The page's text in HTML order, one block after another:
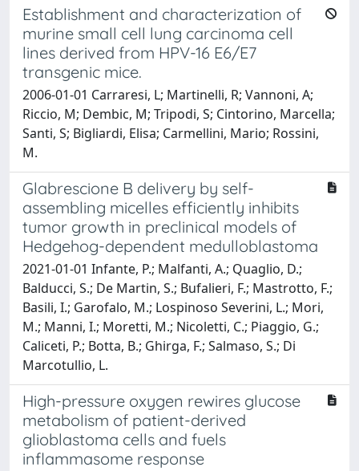
Establishment and characterization of
murine small cell lung carcinoma cell
lines derived from HPV-16 E6/E7
transgenic mice.
2006-01-01 Carraresi, L; Martinelli, R; Vannoni, A;
Riccio, M; Dembic, M; Tripodi, S; Cintorino, Marcella;
Santi, S; Bigliardi, Elisa; Carmellini, Mario; Rossini,
M.
Glabrescione B delivery by self-
assembling micelles efficiently inhibits
tumor growth in preclinical models of
Hedgehog-dependent medulloblastoma
2021-01-01 Infante, P.; Malfanti, A.; Quaglio, D.;
Balducci, S.; De Martin, S.; Bufalieri, F.; Mastrotto, F.;
Basili, I.; Garofalo, M.; Lospinoso Severini, L.; Mori,
M.; Manni, I.; Moretti, M.; Nicoletti, C.; Piaggio, G.;
Caliceti, P.; Botta, B.; Ghirga, F.; Salmaso, S.; Di
Marcotullio, L.
High-pressure oxygen rewires glucose
metabolism of patient-derived
glioblastoma cells and fuels
inflammasome response